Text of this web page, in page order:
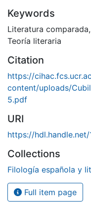
Keywords
Literatura comparada,
Teoría literaria
Citation
https://
content/uploads/
5.pdf
URI
https://
Collections
Filología española y
Full item page